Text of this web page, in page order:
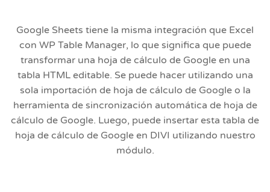
Google Sheets tiene la misma integración que Excel
con WP Table Manager, lo que significa que puede
transformar una hoja de cálculo de Google en una
tabla HTML editable. Se puede hacer utilizando una
sola importación de hoja de cálculo de Google o la
herramienta de sincronización automática de hoja de
cálculo de Google. Luego, puede insertar esta tabla de
hoja de cálculo de Google en DIVI utilizando nuestro
módulo.